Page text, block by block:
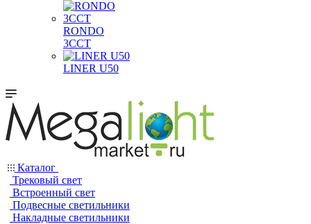
RONDO
3CCT
LINER U50
Каталог
Трековый свет
Встроенный свет
Подвесные светильники
Накладные светильники